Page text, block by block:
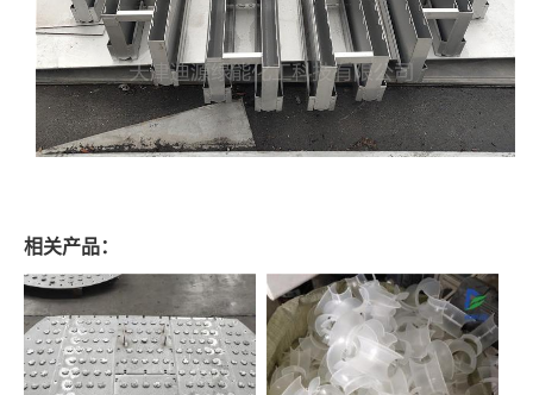
相关产品：